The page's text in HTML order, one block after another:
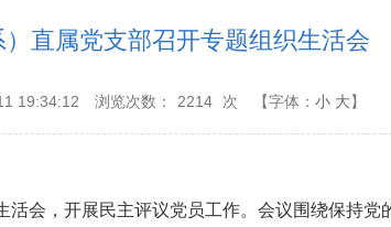
直属党支部召开专题组织生活会
19:34:12 浏览次数： 2214 次 【字体： 小 大】
会，开展民主评议党员工作。会议围绕保持